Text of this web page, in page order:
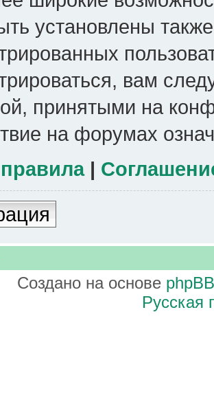
установлены
вам
принятыми на
на форумах
|
Создано на основе phpBB
Русская